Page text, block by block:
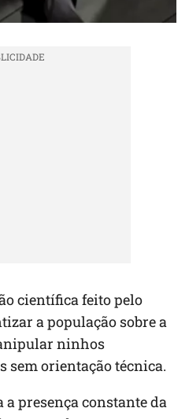
científica feito pelo
a população sobre a
ninhos
sem orientação técnica.
a presença constante da